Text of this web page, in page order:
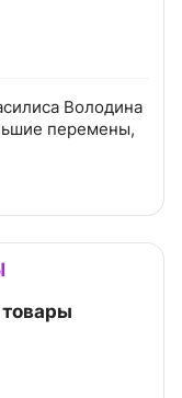
Володина
перемены,